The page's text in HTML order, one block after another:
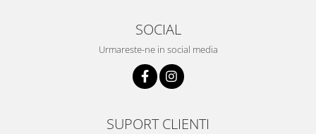
SOCIAL
Urmareste-ne in social media
SUPORT CLIENTI